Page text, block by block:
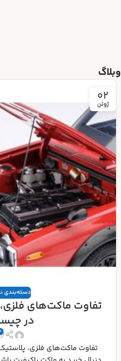
وبلاگ
02
ژوئن
دسته‌بندی
تفاوت ماکت‌های
در
تفاوت ماکت‌های فلزی،